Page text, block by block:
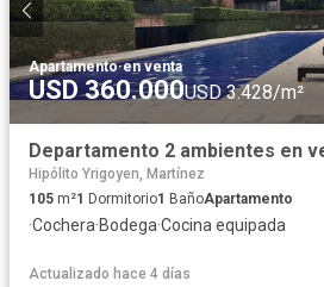
Apartamento·en venta
USD 360.000USD 3.428/m²
Hipólito Yrigoyen, Martínez
105 m²1 Dormitorio1 BañoApartamento
·Cochera·Bodega·Cocina equipada
Actualizado hace 4 días